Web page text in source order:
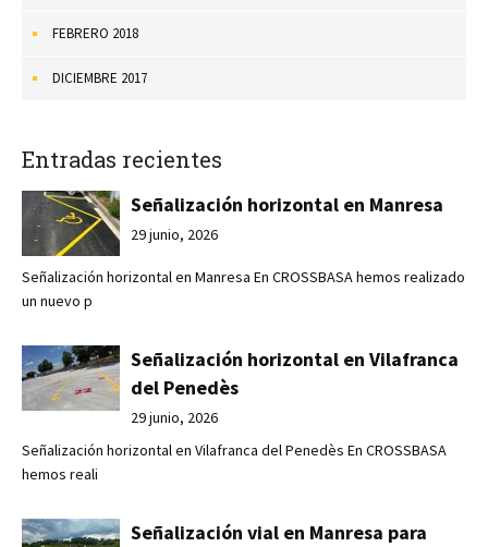
FEBRERO 2018
DICIEMBRE 2017
Entradas recientes
Señalización horizontal en Manresa
29 junio, 2026
Señalización horizontal en Manresa En CROSSBASA hemos realizado
un nuevo p
Señalización horizontal en Vilafranca
del Penedès
29 junio, 2026
Señalización horizontal en Vilafranca del Penedès En CROSSBASA
hemos reali
Señalización vial en Manresa para